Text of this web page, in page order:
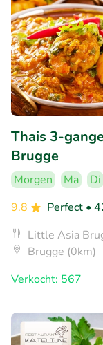
Thais 3-
Brugge
Morgen Ma Di
9.8
Perfect •
Little Asia
Brugge (0km)
Verkocht: 567